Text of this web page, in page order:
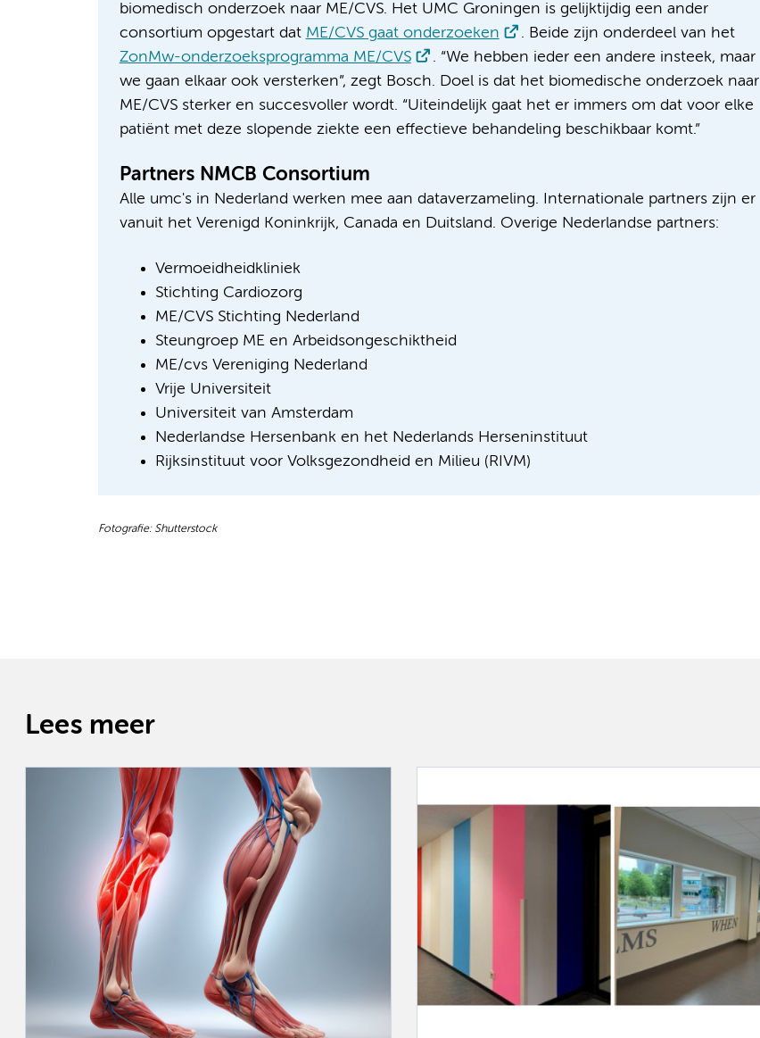
biomedisch onderzoek naar ME/CVS. Het UMC Groningen is gelijktijdig een ander
consortium opgestart dat ME/CVS gaat onderzoeken
. Beide zijn onderdeel van het
ZonMw-onderzoeksprogramma ME/CVS
. “We hebben ieder een andere insteek, maar
we gaan elkaar ook versterken”, zegt Bosch. Doel is dat het biomedische onderzoek naar
ME/CVS sterker en succesvoller wordt. “Uiteindelijk gaat het er immers om dat voor elke
patiënt met deze slopende ziekte een effectieve behandeling beschikbaar komt.”
Partners NMCB Consortium
Alle umc's in Nederland werken mee aan dataverzameling. Internationale partners zijn er
vanuit het Verenigd Koninkrijk, Canada en Duitsland. Overige Nederlandse partners:
Vermoeidheidkliniek
Stichting Cardiozorg
ME/CVS Stichting Nederland
Steungroep ME en Arbeidsongeschiktheid
ME/cvs Vereniging Nederland
Vrije Universiteit
Universiteit van Amsterdam
Nederlandse Hersenbank en het Nederlands Herseninstituut
Rijksinstituut voor Volksgezondheid en Milieu (RIVM)
Fotografie: Shutterstock
Lees meer